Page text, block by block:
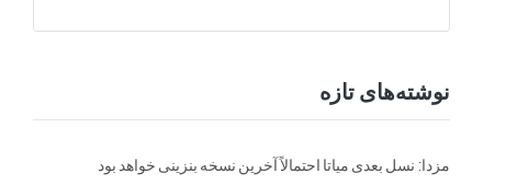
نوشته‌های تازه
مزدا: نسل بعدی میاتا احتمالاً آخرین نسخه بنزینی خواهد بود